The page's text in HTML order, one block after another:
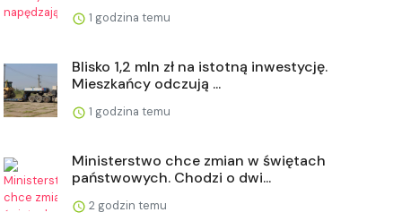
1 godzina temu
Blisko 1,2 mln zł na istotną inwestycję.
Mieszkańcy odczują ...
1 godzina temu
Ministerstwo chce zmian w świętach
państwowych. Chodzi o dwi...
2 godzin temu